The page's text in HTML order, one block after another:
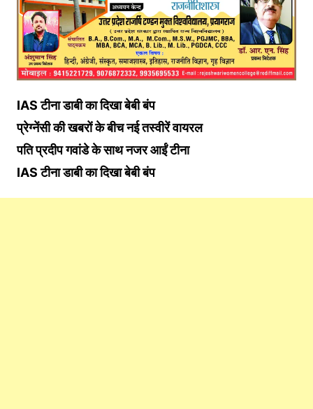
IAS टीना डाबी का दिखा बेबी बंप
प्रेग्नेंसी की खबरों के बीच नई तस्वीरें वायरल
पति प्रदीप गवांडे के साथ नजर आईं टीना
IAS टीना डाबी का दिखा बेबी बंप